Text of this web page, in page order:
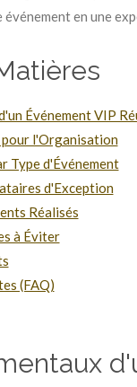
en une
Événement VIP
l'Organisation
Type d'Événement
d'Exception
Réalisés
à Éviter
(FAQ)